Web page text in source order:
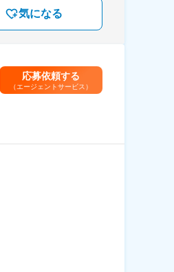
気になる
応募依頼する
（エージェントサービス）